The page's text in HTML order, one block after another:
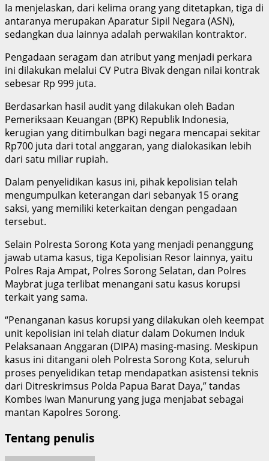
Ia menjelaskan, dari kelima orang yang ditetapkan, tiga di
antaranya merupakan Aparatur Sipil Negara (ASN),
sedangkan dua lainnya adalah perwakilan kontraktor.
Pengadaan seragam dan atribut yang menjadi perkara
ini dilakukan melalui CV Putra Bivak dengan nilai kontrak
sebesar Rp 999 juta.
Berdasarkan hasil audit yang dilakukan oleh Badan
Pemeriksaan Keuangan (BPK) Republik Indonesia,
kerugian yang ditimbulkan bagi negara mencapai sekitar
Rp700 juta dari total anggaran, yang dialokasikan lebih
dari satu miliar rupiah.
Dalam penyelidikan kasus ini, pihak kepolisian telah
mengumpulkan keterangan dari sebanyak 15 orang
saksi, yang memiliki keterkaitan dengan pengadaan
tersebut.
Selain Polresta Sorong Kota yang menjadi penanggung
jawab utama kasus, tiga Kepolisian Resor lainnya, yaitu
Polres Raja Ampat, Polres Sorong Selatan, dan Polres
Maybrat juga terlibat menangani satu kasus korupsi
terkait yang sama.
“Penanganan kasus korupsi yang dilakukan oleh keempat
unit kepolisian ini telah diatur dalam Dokumen Induk
Pelaksanaan Anggaran (DIPA) masing-masing. Meskipun
kasus ini ditangani oleh Polresta Sorong Kota, seluruh
proses penyelidikan tetap mendapatkan asistensi teknis
dari Ditreskrimsus Polda Papua Barat Daya,” tandas
Kombes Iwan Manurung yang juga menjabat sebagai
mantan Kapolres Sorong.
Tentang penulis